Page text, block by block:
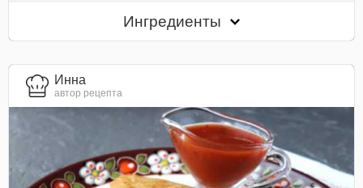
Ингредиенты
Инна
автор рецепта